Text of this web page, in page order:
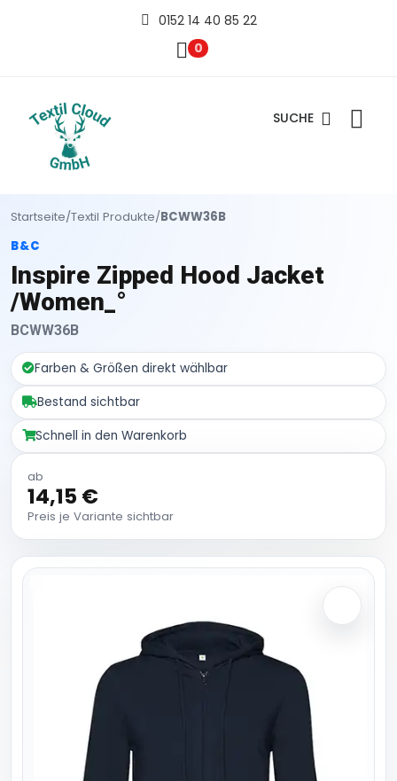
0152 14 40 85 22
0
SUCHE
Startseite/Textil Produkte/BCWW36B
B&C
Inspire Zipped Hood Jacket
/Women_°
BCWW36B
Farben & Größen direkt wählbar
Bestand sichtbar
Schnell in den Warenkorb
ab
14,15 €
Preis je Variante sichtbar